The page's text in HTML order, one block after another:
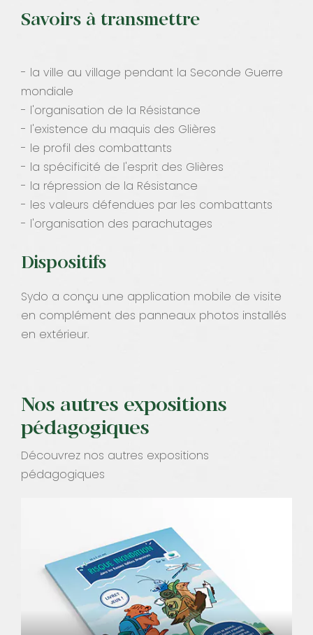
Savoirs à transmettre
- la ville au village pendant la Seconde Guerre
mondiale
- l'organisation de la Résistance
- l'existence du maquis des Glières
- le profil des combattants
- la spécificité de l'esprit des Glières
- la répression de la Résistance
- les valeurs défendues par les combattants
- l'organisation des parachutages
Dispositifs
Sydo a conçu une application mobile de visite
en complément des panneaux photos installés
en extérieur.
Nos autres expositions
pédagogiques
Découvrez nos autres expositions
pédagogiques